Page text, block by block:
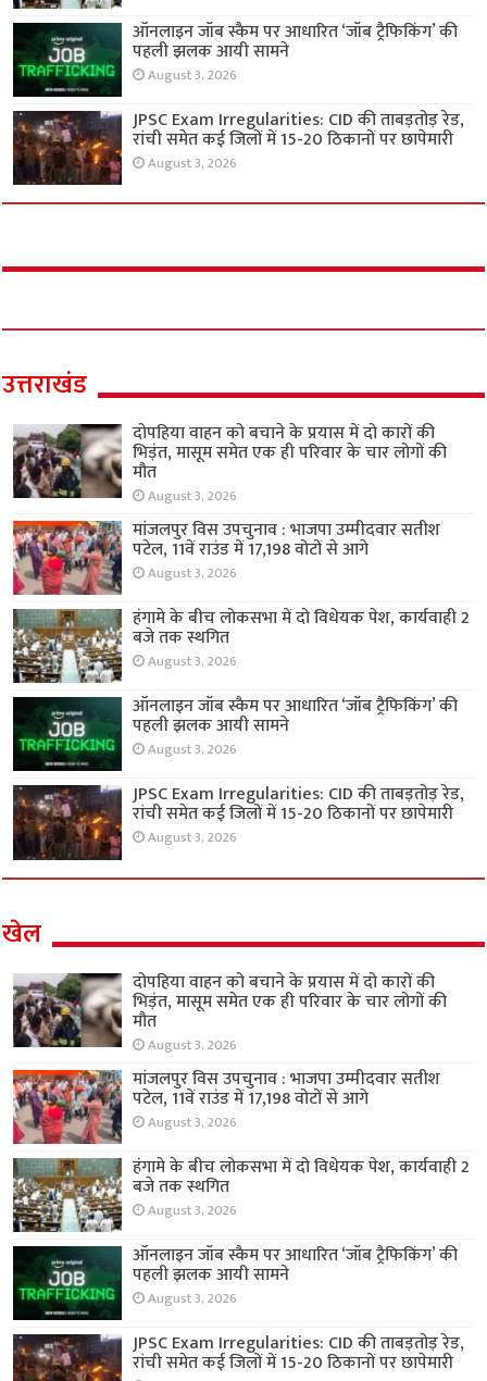
ऑनलाइन जॉब स्कैम पर आधारित ‘जॉब ट्रैफिकिंग’ की
पहली झलक आयी सामने
August 3, 2026
JPSC Exam Irregularities: CID की ताबड़तोड़ रेड,
रांची समेत कई जिलों में 15-20 ठिकानों पर छापेमारी
August 3, 2026
उत्तराखंड
दोपहिया वाहन को बचाने के प्रयास में दो कारों की
भिड़ंत, मासूम समेत एक ही परिवार के चार लोगों की
मौत
August 3, 2026
मांजलपुर विस उपचुनाव : भाजपा उम्मीदवार सतीश
पटेल, 11वें राउंड में 17,198 वोटों से आगे
August 3, 2026
हंगामे के बीच लोकसभा में दो विधेयक पेश, कार्यवाही 2
बजे तक स्थगित
August 3, 2026
ऑनलाइन जॉब स्कैम पर आधारित ‘जॉब ट्रैफिकिंग’ की
पहली झलक आयी सामने
August 3, 2026
JPSC Exam Irregularities: CID की ताबड़तोड़ रेड,
रांची समेत कई जिलों में 15-20 ठिकानों पर छापेमारी
August 3, 2026
खेल
दोपहिया वाहन को बचाने के प्रयास में दो कारों की
भिड़ंत, मासूम समेत एक ही परिवार के चार लोगों की
मौत
August 3, 2026
मांजलपुर विस उपचुनाव : भाजपा उम्मीदवार सतीश
पटेल, 11वें राउंड में 17,198 वोटों से आगे
August 3, 2026
हंगामे के बीच लोकसभा में दो विधेयक पेश, कार्यवाही 2
बजे तक स्थगित
August 3, 2026
ऑनलाइन जॉब स्कैम पर आधारित ‘जॉब ट्रैफिकिंग’ की
पहली झलक आयी सामने
August 3, 2026
JPSC Exam Irregularities: CID की ताबड़तोड़ रेड,
रांची समेत कई जिलों में 15-20 ठिकानों पर छापेमारी